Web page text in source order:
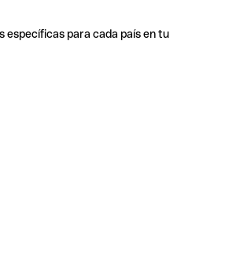
específicas para cada país en tu